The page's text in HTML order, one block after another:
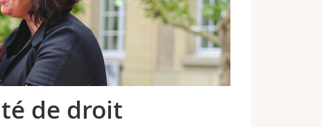
de droit